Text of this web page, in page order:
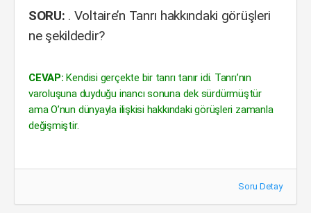
SORU: . Voltaire’n Tanrı hakkındaki görüşleri
ne şekildedir?
CEVAP: Kendisi gerçekte bir tanrı tanır idi. Tanrı’nın
varoluşuna duyduğu inancı sonuna dek sürdürmüştür
ama O’nun dünyayla ilişkisi hakkındaki görüşleri zamanla
değişmiştir.
Soru Detay